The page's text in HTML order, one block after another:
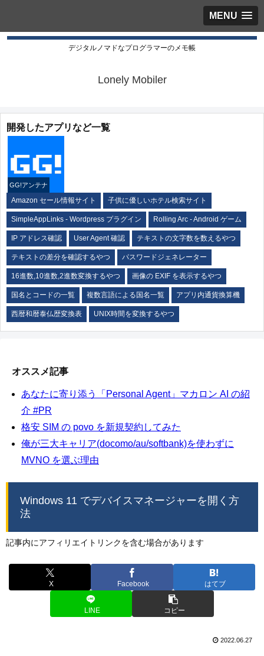
MENU
デジタルノマドなプログラマーのメモ帳
Lonely Mobiler
開発したアプリなど一覧
GG!アンテナ
Amazon セール情報サイト 子供に優しいホテル検索サイト
SimpleAppLinks - Wordpress プラグイン Rolling Arc - Android ゲーム
IP アドレス確認 User Agent 確認 テキストの文字数を数えるやつ
テキストの差分を確認するやつ パスワードジェネレーター
16進数,10進数,2進数変換するやつ 画像の EXIF を表示するやつ
国名とコードの一覧 複数言語による国名一覧 アプリ内通貨換算機
西暦和暦泰仏歴変換表 UNIX時間を変換するやつ
オススメ記事
あなたに寄り添う「Personal Agent」マカロン AI の紹
介 #PR
格安 SIM の povo を新規契約してみた
俺が三大キャリア(docomo/au/softbank)を使わずに
MVNO を選ぶ理由
Windows 11 でデバイスマネージャーを開く方
法
記事内にアフィリエイトリンクを含む場合があります
X Facebook はてブ
LINE コピー
2022.06.27